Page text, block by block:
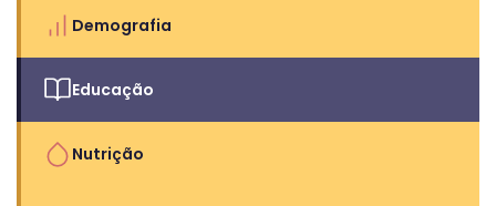
Demografia
Educação
Nutrição